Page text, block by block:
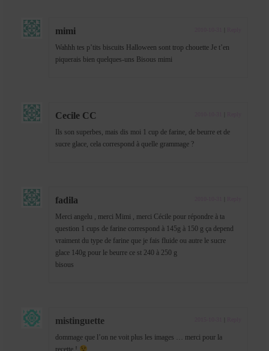
mimi
Wahhh tes p’tits biscuits Halloween sont trop chouette Je t’en
piquerais bien quelques-uns Bisous mimi
Cecile CC
Ils son superbes, mais dis moi 1 cup de farine, de beurre et de
sucre glace, cela correspond à quelle grammage ?
fadila
Merci angelu , merci Mimi , merci Cécile pour répondre à ta
question 1 cups de farine correspond à 145g à 150 g ça depend
vraiment du type de farine que je fais fluide ou autre le sucre
glace 140g pour le beurre ce st 240 à 250 g
bisous
mistinguette
dommage que l’on ne voit plus les images … merci pour la
recette !